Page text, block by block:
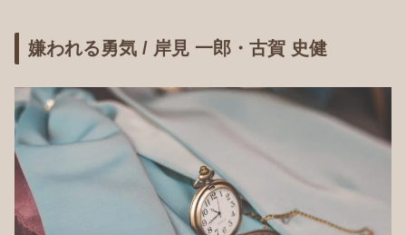
嫌われる勇気 / 岸見 一郎・古賀 史健